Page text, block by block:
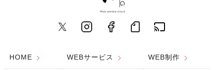
HOME WEBサービス WEB制作